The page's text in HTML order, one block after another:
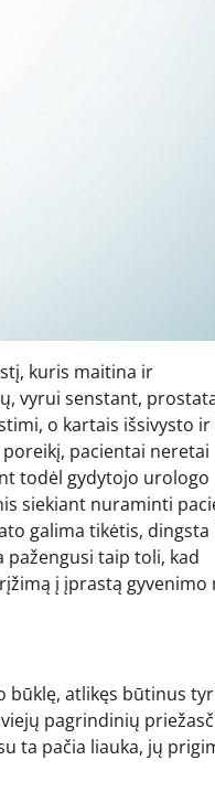
kuris maitina ir
vyrui senstant,
o kartais išsivysto
pacientai neretai
todėl gydytojo urologo
siekiant nuraminti
galima tikėtis, dingsta
taip toli, kad
į įprastą gyvenimo
būklę, atlikęs būtinus
pagrindinių
ta pačia liauka, jų